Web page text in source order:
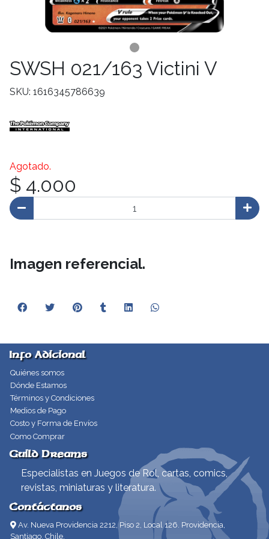
SWSH 021/163 Victini V
SKU: 1616345786639
Agotado.
$ 4.000
Imagen referencial.
Info Adicional
Quiénes somos
Dónde Estamos
Términos y Condiciones
Medios de Pago
Costo y Forma de Envíos
Como Comprar
Guild Dreams
Especialistas en Juegos de Rol, cartas, comics,
revistas, miniaturas y literatura.
Contáctanos
Av. Nueva Providencia 2212, Piso 2, Local 126. Providencia,
Santiago, Chile.